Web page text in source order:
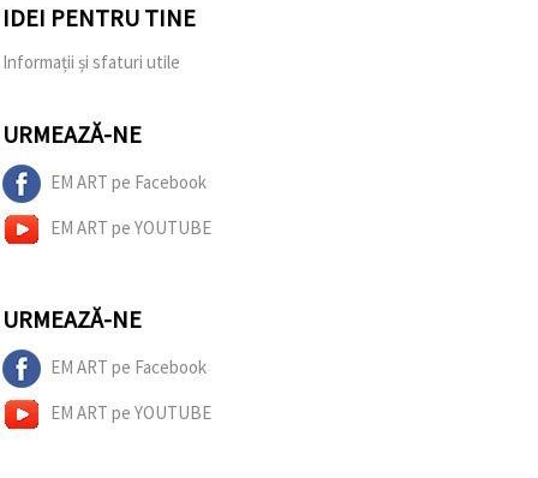
IDEI PENTRU TINE
Informații și sfaturi utile
URMEAZĂ-NE
EM ART pe Facebook
EM ART pe YOUTUBE
URMEAZĂ-NE
EM ART pe Facebook
EM ART pe YOUTUBE